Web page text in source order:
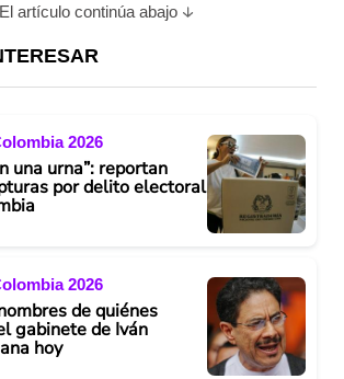
El artículo continúa abajo
2026
una urna”: reportan
por delito electoral
2026
de quiénes
gabinete de Iván
hoy